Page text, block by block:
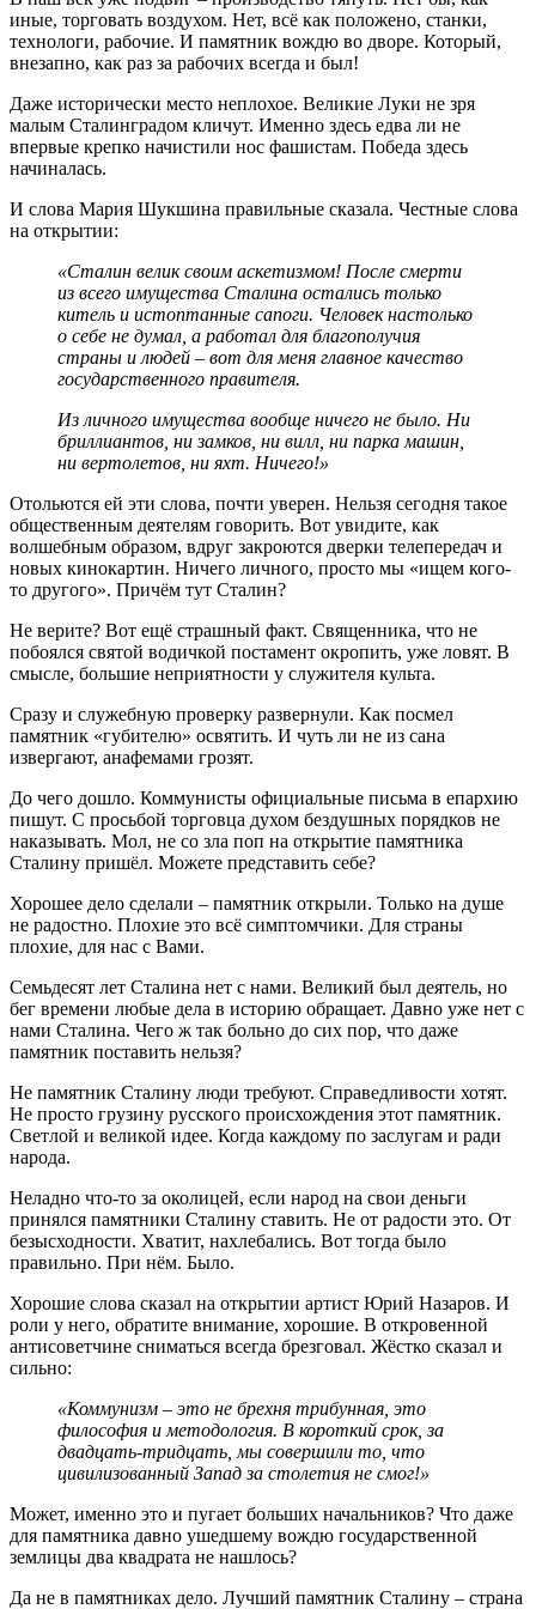
иные, торговать воздухом. Нет, всё как положено, станки,
технологи, рабочие. И памятник вождю во дворе. Который,
внезапно, как раз за рабочих всегда и был!
Даже исторически место неплохое. Великие Луки не зря
малым Сталинградом кличут. Именно здесь едва ли не
впервые крепко начистили нос фашистам. Победа здесь
начиналась.
И слова Мария Шукшина правильные сказала. Честные слова
на открытии:
«Сталин велик своим аскетизмом! После смерти
из всего имущества Сталина остались только
китель и истоптанные сапоги. Человек настолько
о себе не думал, а работал для благополучия
страны и людей – вот для меня главное качество
государственного правителя.
Из личного имущества вообще ничего не было. Ни
бриллиантов, ни замков, ни вилл, ни парка машин,
ни вертолетов, ни яхт. Ничего!»
Отольются ей эти слова, почти уверен. Нельзя сегодня такое
общественным деятелям говорить. Вот увидите, как
волшебным образом, вдруг закроются дверки телепередач и
новых кинокартин. Ничего личного, просто мы «ищем кого-
то другого». Причём тут Сталин?
Не верите? Вот ещё страшный факт. Священника, что не
побоялся святой водичкой постамент окропить, уже ловят. В
смысле, большие неприятности у служителя культа.
Сразу и служебную проверку развернули. Как посмел
памятник «губителю» освятить. И чуть ли не из сана
извергают, анафемами грозят.
До чего дошло. Коммунисты официальные письма в епархию
пишут. С просьбой торговца духом бездушных порядков не
наказывать. Мол, не со зла поп на открытие памятника
Сталину пришёл. Можете представить себе?
Хорошее дело сделали – памятник открыли. Только на душе
не радостно. Плохие это всё симптомчики. Для страны
плохие, для нас с Вами.
Семьдесят лет Сталина нет с нами. Великий был деятель, но
бег времени любые дела в историю обращает. Давно уже нет с
нами Сталина. Чего ж так больно до сих пор, что даже
памятник поставить нельзя?
Не памятник Сталину люди требуют. Справедливости хотят.
Не просто грузину русского происхождения этот памятник.
Светлой и великой идее. Когда каждому по заслугам и ради
народа.
Неладно что-то за околицей, если народ на свои деньги
принялся памятники Сталину ставить. Не от радости это. От
безысходности. Хватит, нахлебались. Вот тогда было
правильно. При нём. Было.
Хорошие слова сказал на открытии артист Юрий Назаров. И
роли у него, обратите внимание, хорошие. В откровенной
антисоветчине сниматься всегда брезговал. Жёстко сказал и
сильно:
«Коммунизм – это не брехня трибунная, это
философия и методология. В короткий срок, за
двадцать-тридцать, мы совершили то, что
цивилизованный Запад за столетия не смог!»
Может, именно это и пугает больших начальников? Что даже
для памятника давно ушедшему вождю государственной
землицы два квадрата не нашлось?
Да не в памятниках дело. Лучший памятник Сталину – страна